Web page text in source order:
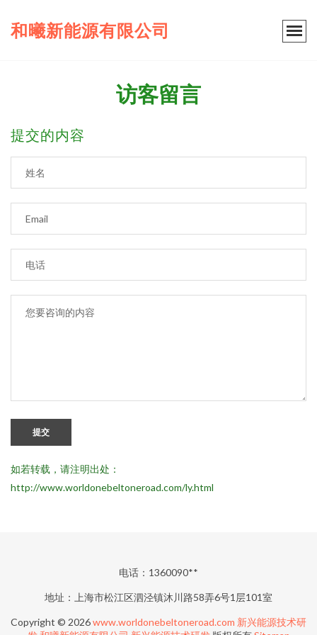
和曦新能源有限公司
访客留言
提交的内容
提交
如若转载，请注明出处：
http://www.worldonebeltoneroad.com/ly.html
电话：1360090**
地址：上海市松江区泗泾镇沐川路58弄6号1层101室
Copyright © 2026www.worldonebeltoneroad.com 新兴能源技术研